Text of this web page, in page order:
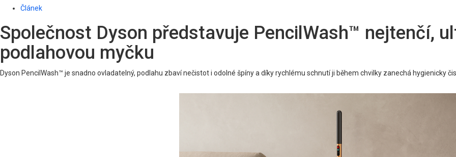
Článek
Společnost Dyson představuje PencilWash™ nejtenčí,
podlahovou myčku
Dyson PencilWash™ je snadno ovladatelný, podlahu zbaví nečistot i odolné špíny a díky rychlému schnutí ji během chvilky zanechá hygienicky